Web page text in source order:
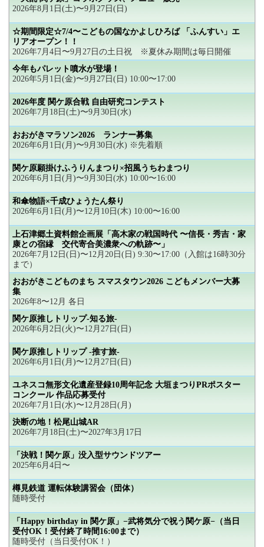
2026年8月1日(土)〜9月27日(日)
☆期間限定☆7/4〜こどもの国なかよしひろば 「ふんすい」エ
リアオープン！！
2026年7月4日〜9月27日の土日祝 ※夏休み期間は毎日開催
今年もパレット噴水が登場！
2026年5月1日(金)〜9月27日(日) 10:00〜17:00
2026年度 関ケ原合戦 自由研究コンテスト
2026年7月18日(土)〜9月30日(水)
おおがきマラソン2026 ランナー募集
2026年6月1日(月)〜9月30日(水) ※先着順
関ケ原願掛けふうりんまつり×招風うちわまつり
2026年6月1日(月)〜9月30日(水) 10:00〜16:00
和傘物語×千成ひょうたん祭り
2026年6月1日(月)〜12月10日(木) 10:00〜16:00
上石津郷土資料館企画展「高木家の戦国時代 〜信長・秀吉・家
康との宿縁 交代寄合美濃衆への軌跡〜」
2026年7月12日(日)〜12月20日(日) 9:30〜17:00（入館は16時30分
まで）
おおがきこどものまち スマスタウン2026 こどもメンバー大募
集
2026年8〜12月 各日
関ケ原推しトリップ-知る旅-
2026年6月2日(火)〜12月27日(日)
関ケ原推しトリップ -推す旅-
2026年6月1日(月)〜12月27日(日)
ユネスコ無形文化遺産登録10周年記念 大垣まつりPRポスター
コンクール 作品応募受付
2026年7月1日(水)〜12月28日(月)
決断の地！松尾山城AR
2026年7月18日(土)〜2027年3月17日
「決戦！関ケ原」没入型サウンドツアー
2025年6月4日〜
樽見鉄道 運転体験講習会（団体）
随時受付
「Happy birthday in 関ケ原」−武将気分で祝う関ケ原−（当日
受付OK！受付終了時間16:00まで）
随時受付（当日受付OK！）